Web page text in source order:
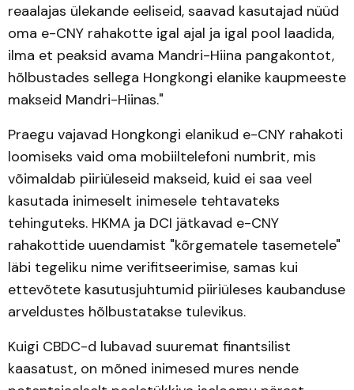
reaalajas ülekande eeliseid, saavad kasutajad nüüd
oma e-CNY rahakotte igal ajal ja igal pool laadida,
ilma et peaksid avama Mandri-Hiina pangakontot,
hõlbustades sellega Hongkongi elanike kaupmeeste
makseid Mandri-Hiinas."
Praegu vajavad Hongkongi elanikud e-CNY rahakoti
loomiseks vaid oma mobiiltelefoni numbrit, mis
võimaldab piiriüleseid makseid, kuid ei saa veel
kasutada inimeselt inimesele tehtavateks
tehinguteks. HKMA ja DCI jätkavad e-CNY
rahakottide uuendamist "kõrgematele tasemetele"
läbi tegeliku nime verifitseerimise, samas kui
ettevõtete kasutusjuhtumid piiriüleses kaubanduse
arveldustes hõlbustatakse tulevikus.
Kuigi CBDC-d lubavad suuremat finantsilist
kaasatust, on mõned inimesed mures nende